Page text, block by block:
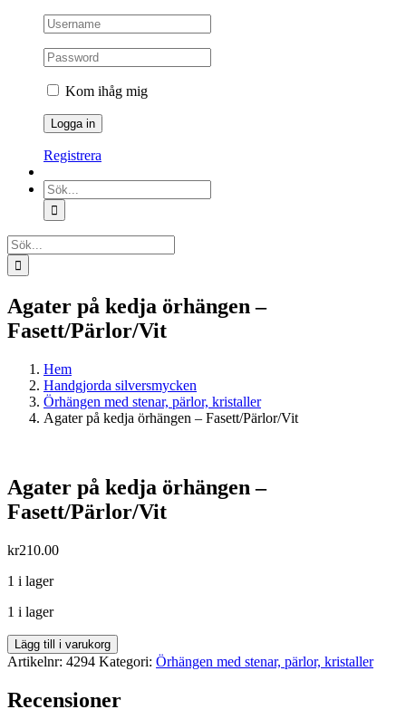
Kom ihåg mig
Registrera
Sök
efter:
Sök
efter:
Agater på kedja örhängen –
Fasett/Pärlor/Vit
Hem
Handgjorda silversmycken
Örhängen med stenar, pärlor, kristaller
Agater på kedja örhängen – Fasett/Pärlor/Vit
Agater på kedja örhängen –
Fasett/Pärlor/Vit
kr210.00
1 i lager
1 i lager
Agater
på
örhängen
-
Lägg till i varukorg
Artikelnr: 4294 Kategori: Örhängen med stenar, pärlor, kristaller
Recensioner